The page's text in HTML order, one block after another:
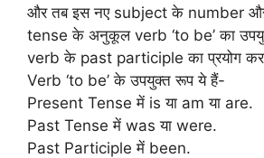
और तब इस नए subject के number
tense के अनुकूल verb ‘to be’ का
verb के past participle का प्रयोग
Verb ‘to be’ के उपयुक्त रूप ये हैं-
Present Tense में is या am या are.
Past Tense में was या were.
Past Participle में been.